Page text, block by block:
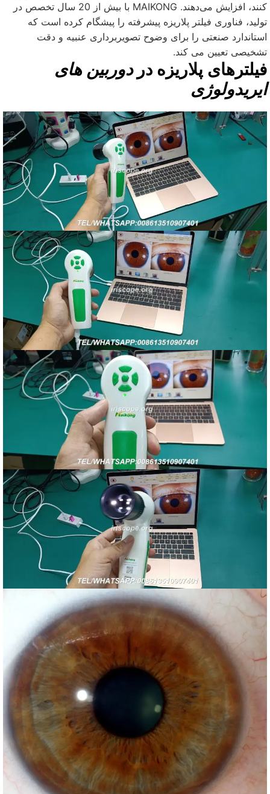
کنند، افزایش می‌دهند. MAIKONG با بیش از 20 سال تخصص در
فناوری فیلتر پلاریزه پیشرفته را پیشگام کرده است که
صنعتی را برای وضوح تصویربرداری عنبیه و دقت
تعیین می کند.
پلاریزه در دوربین های